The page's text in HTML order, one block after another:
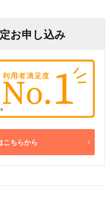
お申し込み
こちらから